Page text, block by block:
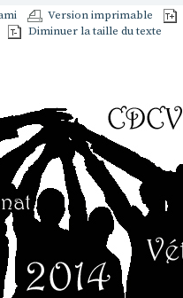
Version imprimable
Diminuer la taille du texte